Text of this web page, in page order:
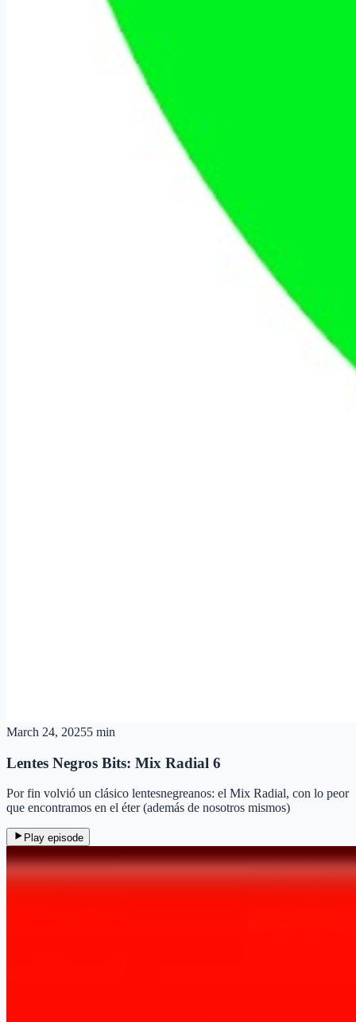
March 24, 20255 min
Lentes Negros Bits: Mix Radial 6
Por fin volvió un clásico lentesnegreanos: el Mix Radial, con lo peor
que encontramos en el éter (además de nosotros mismos)
Play episode